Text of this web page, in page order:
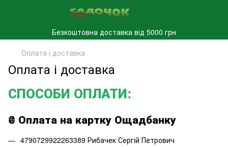
Безкоштовна доставка від 5000 грн
Оплата і доставка
Оплата і доставка
СПОСОБИ ОПЛАТИ:
₴ Оплата на картку Ощадбанку
4790729922263389 Рибачек Сергій Петрович